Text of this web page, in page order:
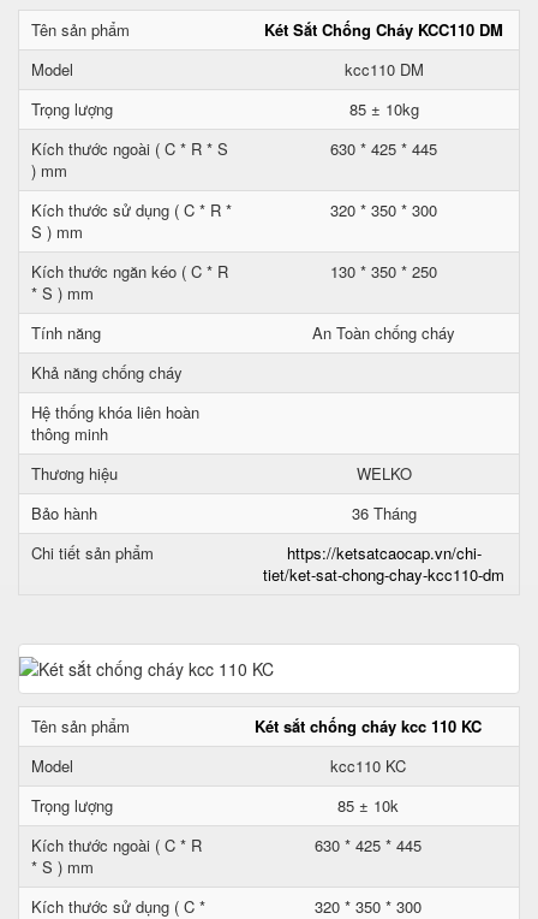
Tên sản phẩm
Két Sắt Chống Cháy KCC110 DM
Model
kcc110 DM
Trọng lượng
85 ± 10kg
Kích thước ngoài ( C * R * S
) mm
630 * 425 * 445
Kích thước sử dụng ( C * R *
S ) mm
320 * 350 * 300
Kích thước ngăn kéo ( C * R
* S ) mm
130 * 350 * 250
Tính năng
An Toàn chống cháy
Khả năng chống cháy
Hệ thống khóa liên hoàn
thông minh
Thương hiệu
WELKO
Bảo hành
36 Tháng
Chi tiết sản phẩm
https://ketsatcaocap.vn/chi-
tiet/ket-sat-chong-chay-kcc110-dm
Tên sản phẩm
Két sắt chống cháy kcc 110 KC
Model
kcc110 KC
Trọng lượng
85 ± 10k
Kích thước ngoài ( C * R
* S ) mm
630 * 425 * 445
Kích thước sử dụng ( C *
320 * 350 * 300